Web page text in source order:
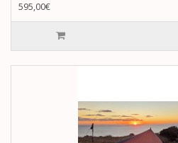
595,00€